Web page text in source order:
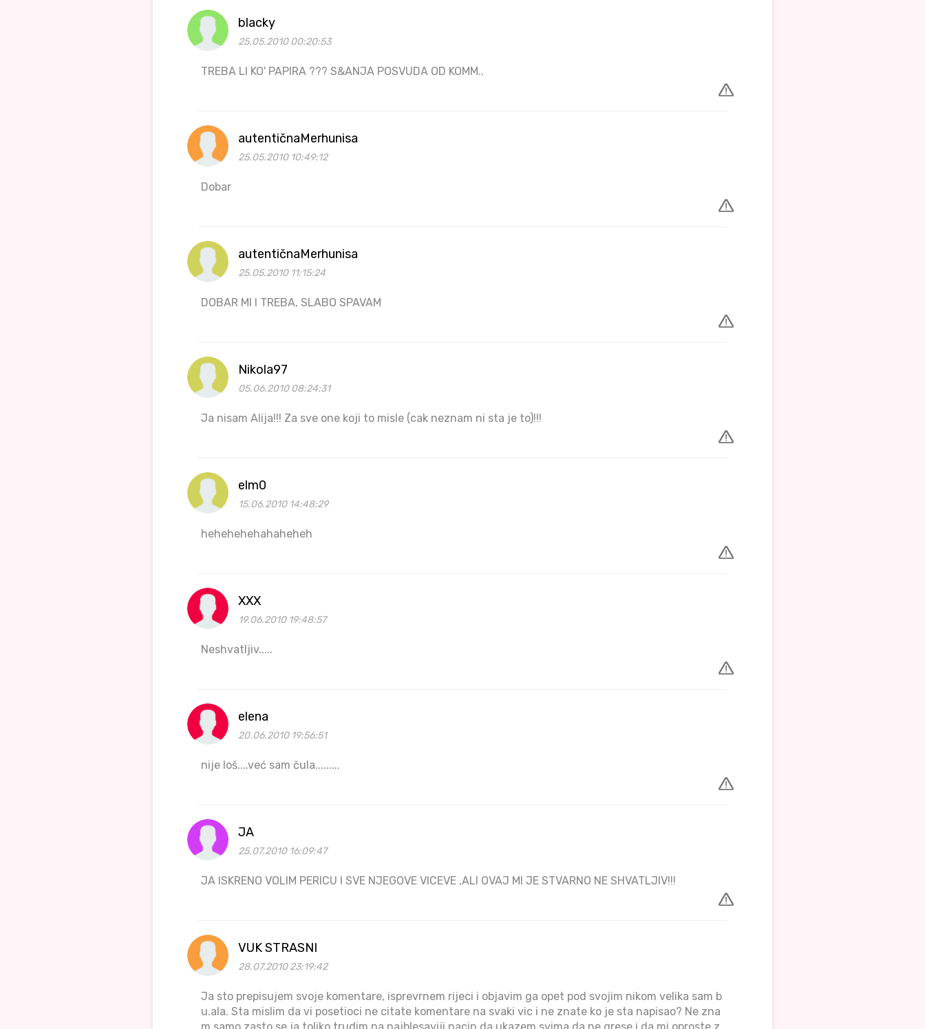
blacky
25.05.2010 00:20:53
TREBA LI KO' PAPIRA ??? S&ANJA POSVUDA OD KOMM..
autentičnaMerhunisa
25.05.2010 10:49:12
Dobar
autentičnaMerhunisa
25.05.2010 11:15:24
DOBAR MI I TREBA, SLABO SPAVAM
Nikola97
05.06.2010 08:24:31
Ja nisam Alija!!! Za sve one koji to misle (cak neznam ni sta je to)!!!
elm0
15.06.2010 14:48:29
hehehehehahaheheh
XXX
19.06.2010 19:48:57
Neshvatljiv.....
elena
20.06.2010 19:56:51
nije loš....već sam čula.........
JA
25.07.2010 16:09:47
JA ISKRENO VOLIM PERICU I SVE NJEGOVE VICEVE ,ALI OVAJ MI JE STVARNO NE SHVATLJIV!!!
VUK STRASNI
28.07.2010 23:19:42
Ja sto prepisujem svoje komentare, isprevrnem rijeci i objavim ga opet pod svojim nikom velika sam b
u.ala. Sta mislim da vi posetioci ne citate komentare na svaki vic i ne znate ko je sta napisao? Ne zna